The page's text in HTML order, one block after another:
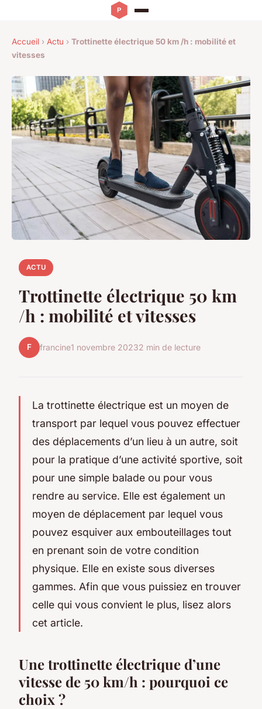
Accueil › Actu › Trottinette électrique 50 km /h : mobilité et
vitesses
ACTU
Trottinette électrique 50 km
/h : mobilité et vitesses
F francine1 novembre 20232 min de lecture
La trottinette électrique est un moyen de
transport par lequel vous pouvez effectuer
des déplacements d’un lieu à un autre, soit
pour la pratique d’une activité sportive, soit
pour une simple balade ou pour vous
rendre au service. Elle est également un
moyen de déplacement par lequel vous
pouvez esquiver aux embouteillages tout
en prenant soin de votre condition
physique. Elle en existe sous diverses
gammes. Afin que vous puissiez en trouver
celle qui vous convient le plus, lisez alors
cet article.
Une trottinette électrique d’une
vitesse de 50 km/h : pourquoi ce
choix ?